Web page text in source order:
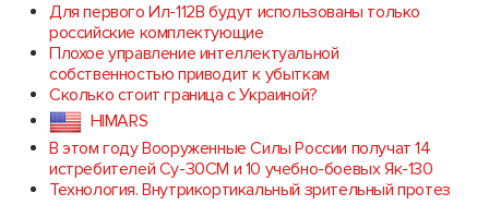
Для первого Ил-112В будут использованы только
российские комплектующие
Плохое управление интеллектуальной
собственностью приводит к убыткам
Сколько стоит граница с Украиной?
HIMARS
В этом году Вооруженные Силы России получат 14
истребителей Су-30СМ и 10 учебно-боевых Як-130
Технология. Внутрикортикальный зрительный протез